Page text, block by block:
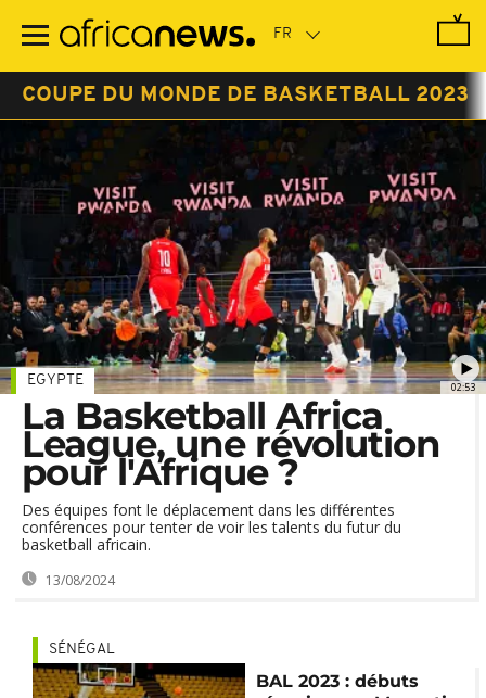
contenu
COUPE DU MONDE DE BASKETBALL 2023
02:53
EGYPTE
La Basketball Africa
League, une révolution
pour l'Afrique ?
Des équipes font le déplacement dans les différentes
conférences pour tenter de voir les talents du futur du
basketball africain.
13/08/2024
SÉNÉGAL
BAL 2023 : débuts